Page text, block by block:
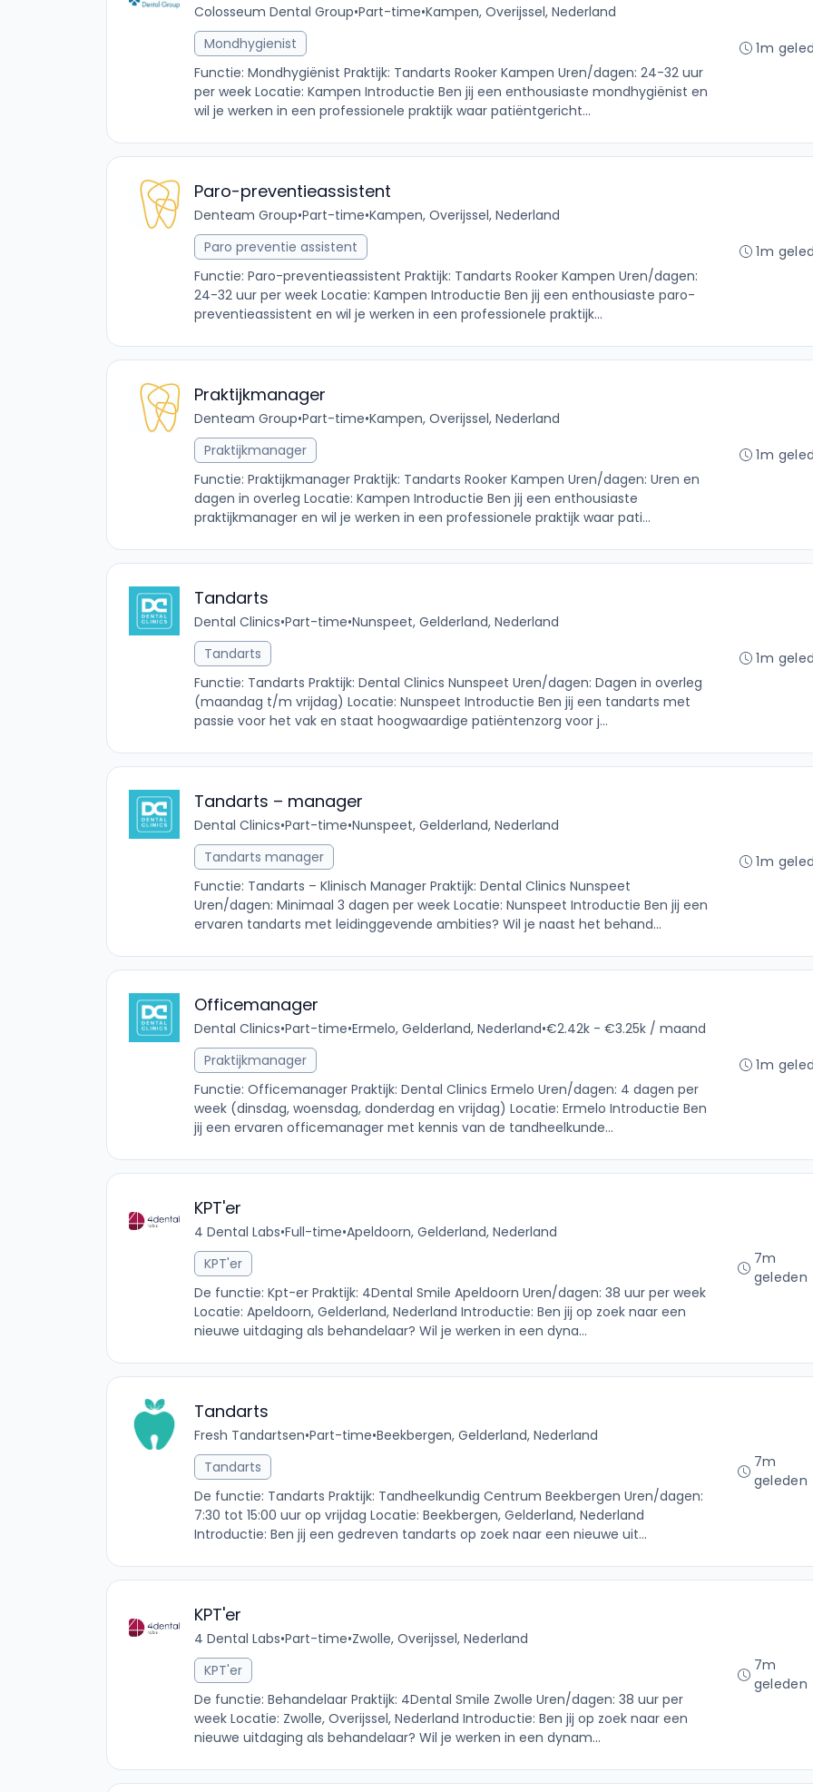
Colosseum Dental Group•Part-time•Kampen, Overijssel, Nederland
Mondhygienist
Functie: Mondhygiënist Praktijk: Tandarts Rooker Kampen Uren/dagen: 24-32 uur
per week Locatie: Kampen Introductie Ben jij een enthousiaste mondhygiënist en
wil je werken in een professionele praktijk waar patiëntgericht...
1m
Paro-preventieassistent
Denteam Group•Part-time•Kampen, Overijssel, Nederland
Paro preventie assistent
Functie: Paro-preventieassistent Praktijk: Tandarts Rooker Kampen Uren/dagen:
24-32 uur per week Locatie: Kampen Introductie Ben jij een enthousiaste paro-
preventieassistent en wil je werken in een professionele praktijk...
1m
Praktijkmanager
Denteam Group•Part-time•Kampen, Overijssel, Nederland
Praktijkmanager
Functie: Praktijkmanager Praktijk: Tandarts Rooker Kampen Uren/dagen: Uren en
dagen in overleg Locatie: Kampen Introductie Ben jij een enthousiaste
praktijkmanager en wil je werken in een professionele praktijk waar pati...
1m
Tandarts
Dental Clinics•Part-time•Nunspeet, Gelderland, Nederland
Tandarts
Functie: Tandarts Praktijk: Dental Clinics Nunspeet Uren/dagen: Dagen in overleg
(maandag t/m vrijdag) Locatie: Nunspeet Introductie Ben jij een tandarts met
passie voor het vak en staat hoogwaardige patiëntenzorg voor j...
1m
Tandarts – manager
Dental Clinics•Part-time•Nunspeet, Gelderland, Nederland
Tandarts manager
Functie: Tandarts – Klinisch Manager Praktijk: Dental Clinics Nunspeet
Uren/dagen: Minimaal 3 dagen per week Locatie: Nunspeet Introductie Ben jij een
ervaren tandarts met leidinggevende ambities? Wil je naast het behand...
1m
Officemanager
Dental Clinics•Part-time•Ermelo, Gelderland, Nederland•€2.42k - €3.25k / maand
Praktijkmanager
Functie: Officemanager Praktijk: Dental Clinics Ermelo Uren/dagen: 4 dagen per
week (dinsdag, woensdag, donderdag en vrijdag) Locatie: Ermelo Introductie Ben
jij een ervaren officemanager met kennis van de tandheelkunde...
1m
KPT'er
4 Dental Labs•Full-time•Apeldoorn, Gelderland, Nederland
KPT'er
De functie: Kpt-er Praktijk: 4Dental Smile Apeldoorn Uren/dagen: 38 uur per week
Locatie: Apeldoorn, Gelderland, Nederland Introductie: Ben jij op zoek naar een
nieuwe uitdaging als behandelaar? Wil je werken in een dyna...
7m
geleden
Tandarts
Fresh Tandartsen•Part-time•Beekbergen, Gelderland, Nederland
Tandarts
De functie: Tandarts Praktijk: Tandheelkundig Centrum Beekbergen Uren/dagen:
7:30 tot 15:00 uur op vrijdag Locatie: Beekbergen, Gelderland, Nederland
Introductie: Ben jij een gedreven tandarts op zoek naar een nieuwe uit...
7m
geleden
KPT'er
4 Dental Labs•Part-time•Zwolle, Overijssel, Nederland
KPT'er
De functie: Behandelaar Praktijk: 4Dental Smile Zwolle Uren/dagen: 38 uur per
week Locatie: Zwolle, Overijssel, Nederland Introductie: Ben jij op zoek naar een
nieuwe uitdaging als behandelaar? Wil je werken in een dynam...
7m
geleden